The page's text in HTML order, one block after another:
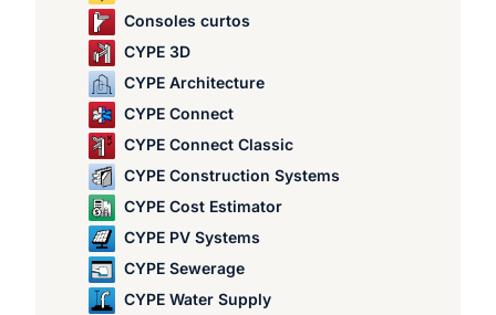
Consoles curtos
CYPE 3D
CYPE Architecture
CYPE Connect
CYPE Connect Classic
CYPE Construction Systems
CYPE Cost Estimator
CYPE PV Systems
CYPE Sewerage
CYPE Water Supply